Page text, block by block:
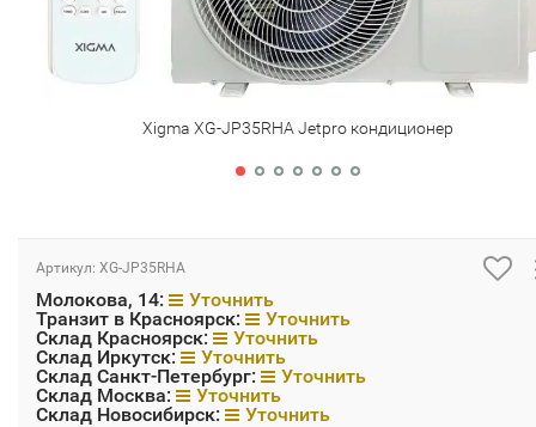
Xigma XG-JP35RHA Jetpro кондиционер
Артикул: XG-JP35RHA
Молокова, 14:
Уточнить
Транзит в Красноярск:
Уточнить
Склад Красноярск:
Уточнить
Склад Иркутск:
Уточнить
Склад Санкт-Петербург:
Уточнить
Склад Москва:
Уточнить
Склад Новосибирск:
Уточнить